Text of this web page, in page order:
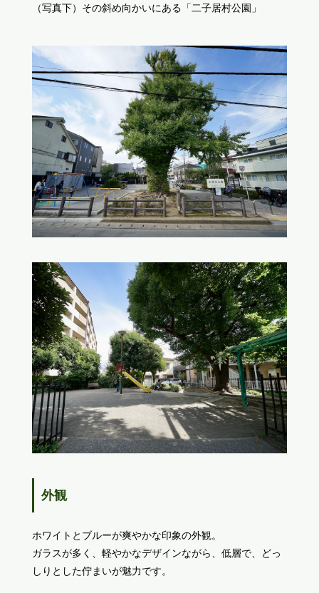
（写真下）その斜め向かいにある「二子居村公園」
外観
ホワイトとブルーが爽やかな印象の外観。
ガラスが多く、軽やかなデザインながら、低層で、どっ
しりとした佇まいが魅力です。